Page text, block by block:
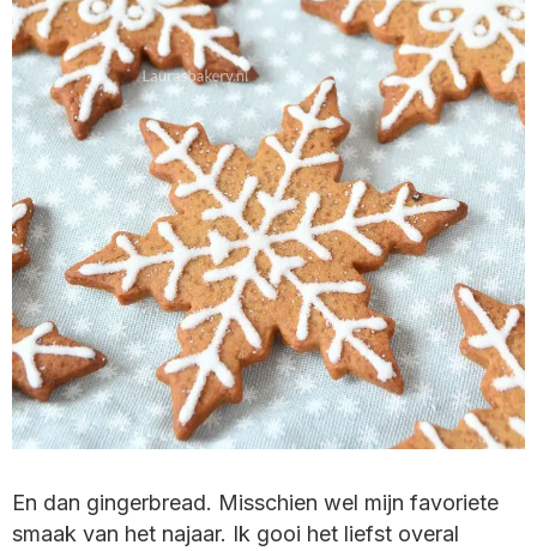
En dan gingerbread. Misschien wel mijn favoriete
smaak van het najaar. Ik gooi het liefst overal